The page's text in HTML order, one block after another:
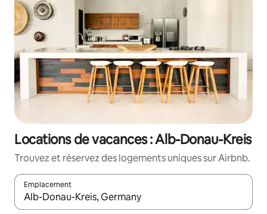
Locations de vacances : Alb-Donau-Kreis
Trouvez et réservez des logements uniques sur Airbnb.
Emplacement
Quand les résultats sont affichés, parcourez-les en utilisant